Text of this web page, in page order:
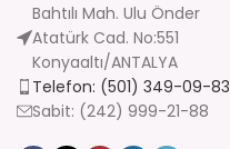
Bahtılı Mah. Ulu Önder
Atatürk Cad. No:551
Konyaaltı/ANTALYA
Telefon: (501) 349-09-83
Sabit: (242) 999-21-88